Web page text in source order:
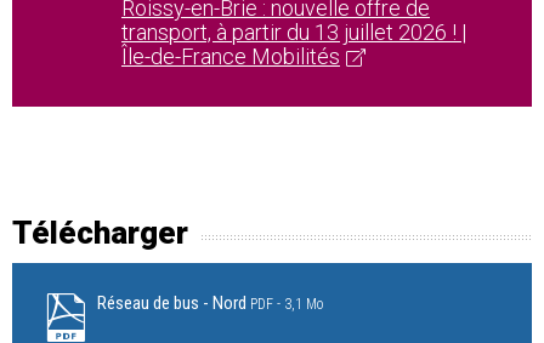
Roissy-en-Brie : nouvelle offre de
transport, à partir du 13 juillet 2026 ! |
Île-de-France Mobilités
Télécharger
Réseau de bus - Nord PDF 3,1 Mo